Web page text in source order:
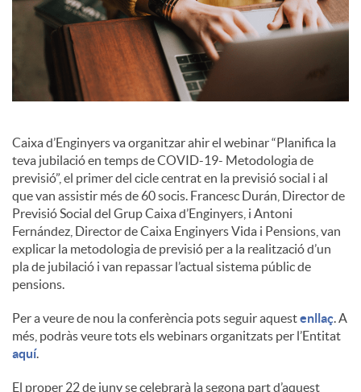
c
i
l
s
Caixa d’Enginyers va organitzar ahir el webinar “Planifica la
teva jubilació en temps de COVID-19- Metodologia de
previsió”, el primer del cicle centrat en la previsió social i al
que van assistir més de 60 socis. Francesc Durán, Director de
Previsió Social del Grup Caixa d’Enginyers, i Antoni
Fernández, Director de Caixa Enginyers Vida i Pensions, van
explicar la metodologia de previsió per a la realització d’un
pla de jubilació i van repassar l’actual sistema públic de
pensions.
Per a veure de nou la conferència pots seguir aquestenllaç. A
més, podràs veure tots els webinars organitzats per l’Entitat
aquí.
El proper 22 de juny se celebrarà la segona part d’aquest